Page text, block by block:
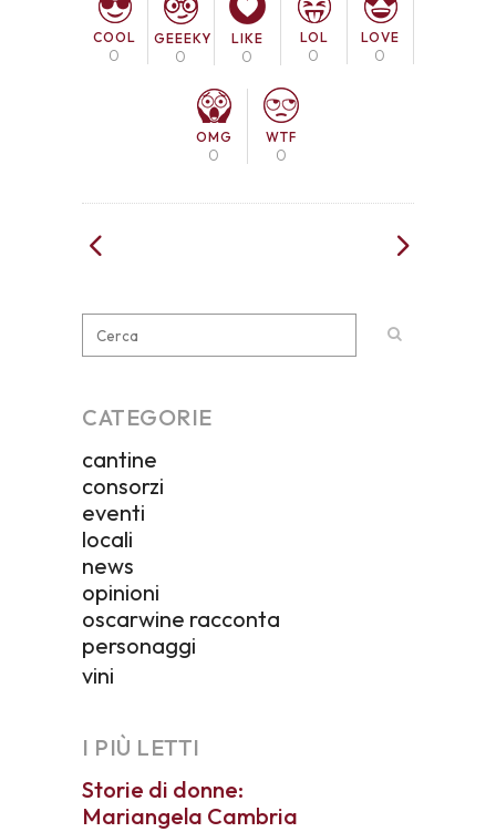
COOL
0
GEEEKY
0
LIKE
0
LOL
0
LOVE
0
OMG
0
WTF
0
CATEGORIE
cantine
consorzi
eventi
locali
news
opinioni
oscarwine racconta
personaggi
vini
I PIÙ LETTI
Storie di donne:
Mariangela Cambria